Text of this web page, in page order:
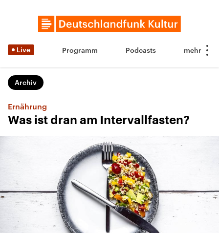
Live Programm Podcasts
Archiv
Ernährung
Was ist dran am Intervallfasten?